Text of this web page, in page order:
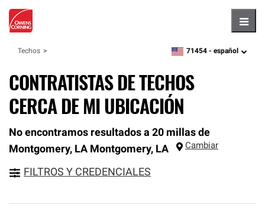
Techos zipcode,language
71454 - español
CONTRATISTAS DE TECHOS
CERCA DE MI UBICACIÓN
No encontramos resultados a 20 millas de
Montgomery, LA Montgomery, LA Cambiar
FILTROS Y CREDENCIALES